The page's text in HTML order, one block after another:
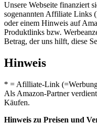
Unsere Webseite finanziert
sogenannten Affiliate Links
oder einem Hinweis auf
Produktlinks bzw.
Betrag, der uns hilft, diese
Hinweis
* = Afilliate-Link
Als Amazon-Partner
Käufen.
Hinweis zu Preisen und